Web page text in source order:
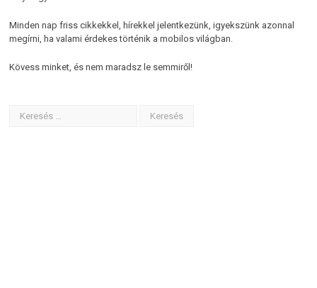
Minden nap friss cikkekkel, hírekkel jelentkezünk, igyekszünk azonnal
megírni, ha valami érdekes történik a mobilos világban.
Kövess minket, és nem maradsz le semmiről!